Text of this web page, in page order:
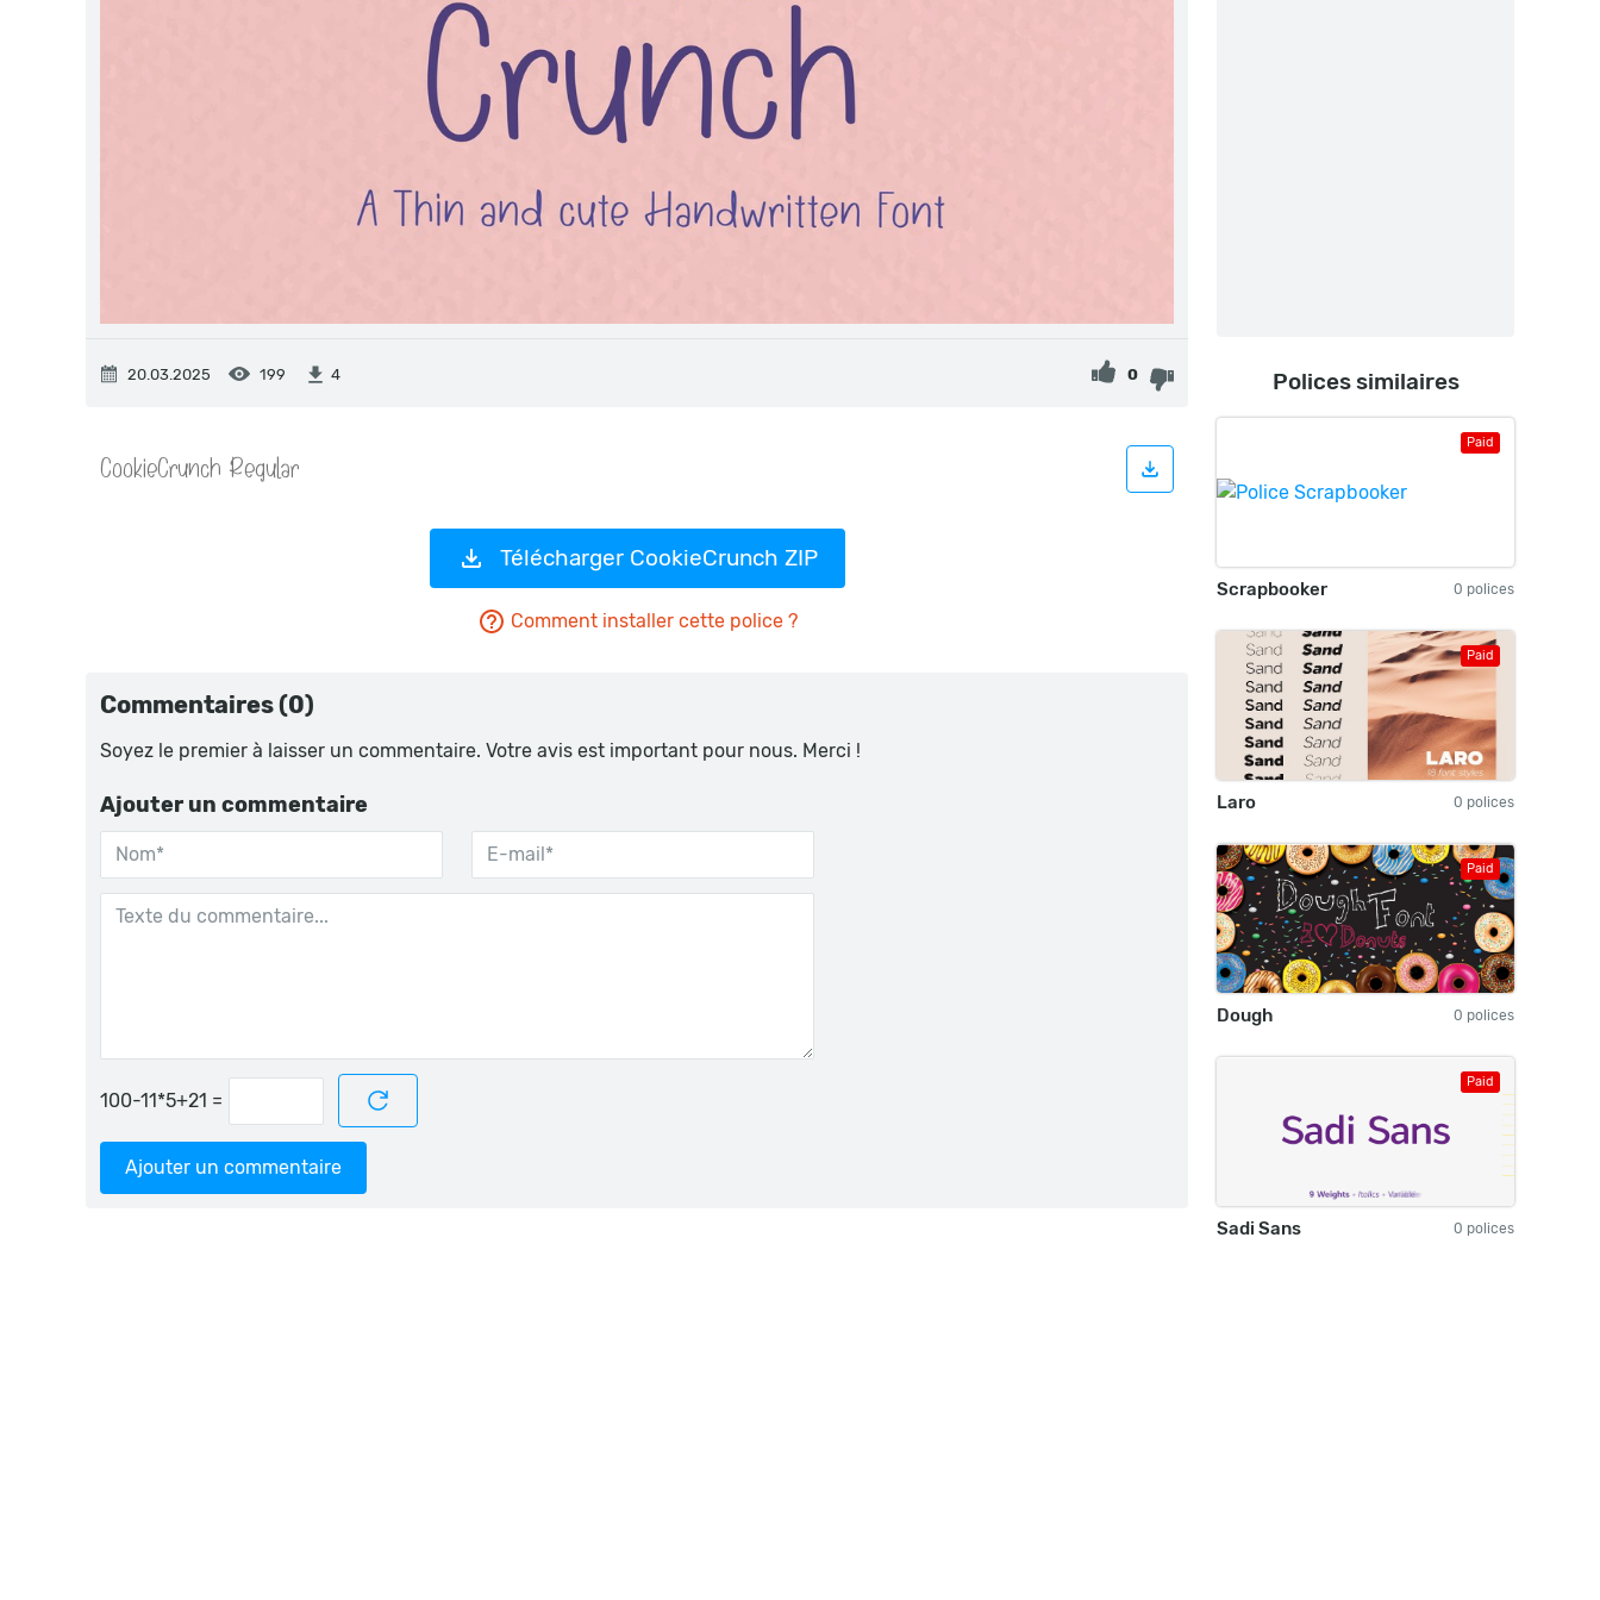
20.03.2025 199 4 0
Télécharger CookieCrunch ZIP
Comment installer cette police ?
Commentaires (0)
Soyez le premier à laisser un commentaire. Votre avis est important pour nous. Merci !
Ajouter un commentaire
=
Ajouter un commentaire
Polices similaires
Paid
Scrapbooker 0 polices
Paid
Laro 0 polices
Paid
Dough 0 polices
Paid
Sadi Sans 0 polices